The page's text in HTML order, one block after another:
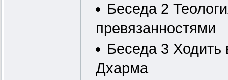
Беседа 2
превязанностями
Беседа 3 Ходить
Дхарма